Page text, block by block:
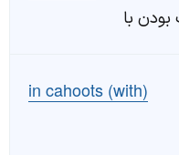
in cahoots (with)